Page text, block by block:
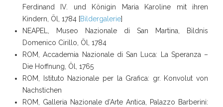
Ferdinand IV. und Königin Maria Karoline mit ihren
Kindern, Öl, 1784 [Bildergalerie]
NEAPEL, Museo Nazionale di San Martina, Bildnis
Domenico Cirillo, Öl, 1784
ROM, Accademia Nazionale di San Luca: La Speranza –
Die Hoffnung, Öl, 1765
ROM, Istituto Nazionale per la Grafica: gr. Konvolut von
Nachstichen
ROM, Galleria Nazionale d’Arte Antica, Palazzo Barberini: